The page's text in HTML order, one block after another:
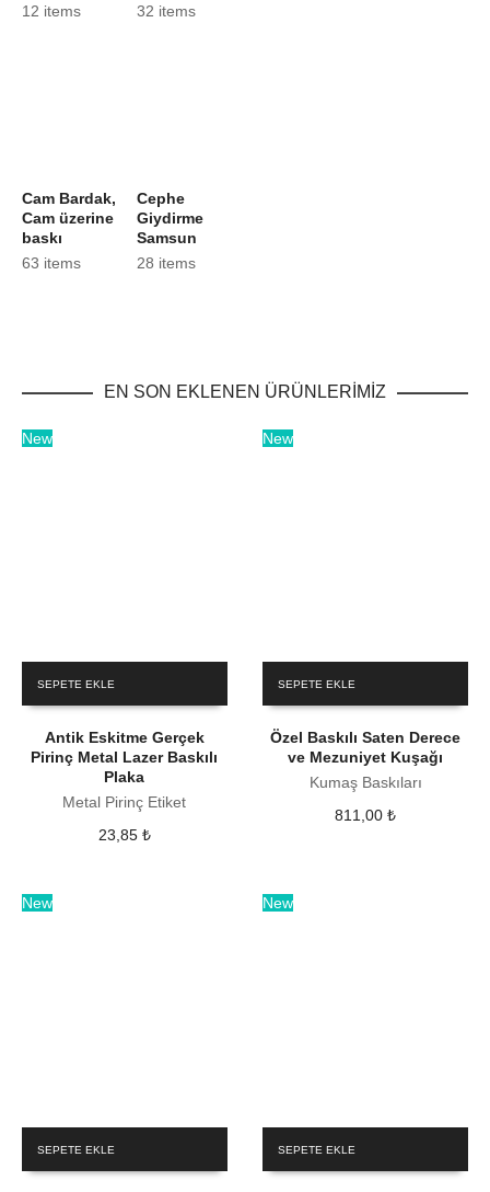
12 items
32 items
Cam Bardak,
Cam üzerine
baskı
63 items
Cephe
Giydirme
Samsun
28 items
EN SON EKLENEN ÜRÜNLERİMİZ
New
SEPETE EKLE
Antik Eskitme Gerçek
Pirinç Metal Lazer Baskılı
Plaka
Metal Pirinç Etiket
23,85 ₺
New
SEPETE EKLE
Özel Baskılı Saten Derece
ve Mezuniyet Kuşağı
Kumaş Baskıları
811,00₺
New
SEPETE EKLE
New
SEPETE EKLE